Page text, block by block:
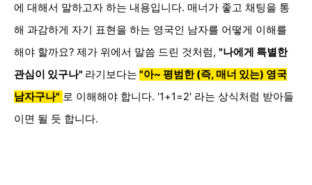
에 대해서 말하고자 하는 내용입니다. 매너가 좋고 채팅을 통
해 과감하게 자기 표현을 하는 영국인 남자를 어떻게 이해를
해야 할까요? 제가 위에서 말씀 드린 것처럼, "나에게 특별한
관심이 있구나" 라기보다는 "아~ 평범한 (즉, 매너 있는) 영국
남자구나" 로 이해해야 합니다. '1+1=2' 라는 상식처럼 받아들
이면 될 듯 합니다.